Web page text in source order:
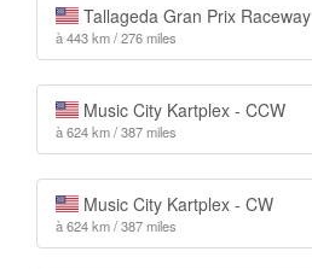
Tallageda Gran Prix Raceway
à 443 km / 276 miles
Music City Kartplex - CCW
à 624 km / 387 miles
Music City Kartplex - CW
à 624 km / 387 miles